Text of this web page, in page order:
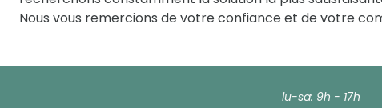
Nous vous remercions de votre confiance et de votre
lu-sa: 9h - 17h